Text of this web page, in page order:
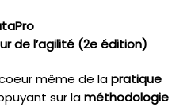
de l’agilité (2e édition)
même de lapratique
sur laméthodologie